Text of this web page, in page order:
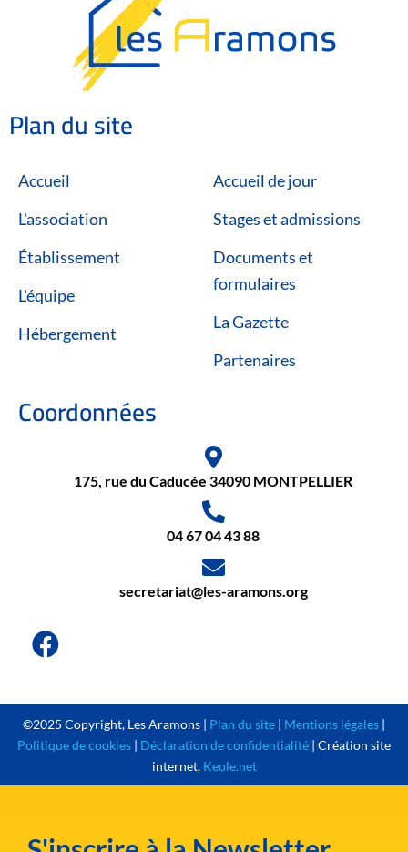
Plan du site
Accueil
L'association
Établissement
L'équipe
Hébergement
Accueil de jour
Stages et admissions
Documents et
formulaires
La Gazette
Partenaires
Coordonnées
175, rue du Caducée 34090 MONTPELLIER
04 67 04 43 88
secretariat@les-aramons.org
©2025 Copyright, Les Aramons | Plan du site | Mentions légales |
Politique de cookies | Déclaration de confidentialité | Création site
internet, Keole.net